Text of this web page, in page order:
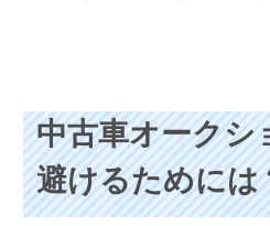
中古車オークシ
避けるためには